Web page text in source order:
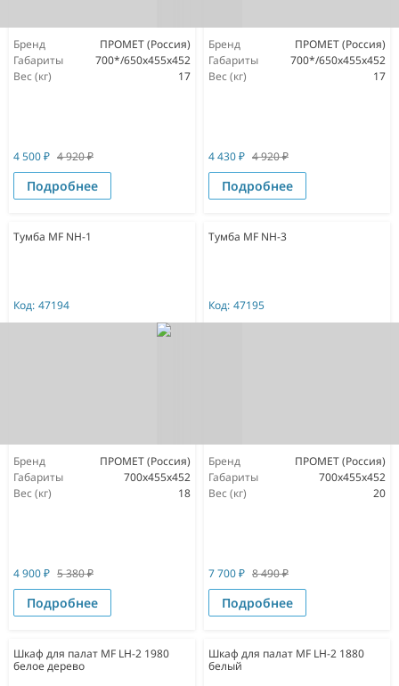
Бренд
ПРОМЕТ (Россия)
Габариты
700*/650x455x452
Вес (кг)
17
4 500₽ 4 920₽
Подробнее
Бренд
ПРОМЕТ (Россия)
Габариты
700*/650x455x452
Вес (кг)
17
4 430₽ 4 920₽
Подробнее
Тумба МF NH-1
Код: 47194
Бренд
ПРОМЕТ (Россия)
Габариты
700x455x452
Вес (кг)
18
4 900₽ 5 380₽
Подробнее
Тумба МF NH-3
Код: 47195
Бренд
ПРОМЕТ (Россия)
Габариты
700x455x452
Вес (кг)
20
7 700₽ 8 490₽
Подробнее
Шкаф для палат MF LH-2 1980
белое дерево
Шкаф для палат MF LH-2 1880
белый